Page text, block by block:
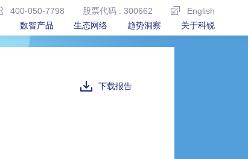
400-050-7798 股票代码 : 300662
English
数智产品 生态网络 趋势洞察 关于科锐
下载报告